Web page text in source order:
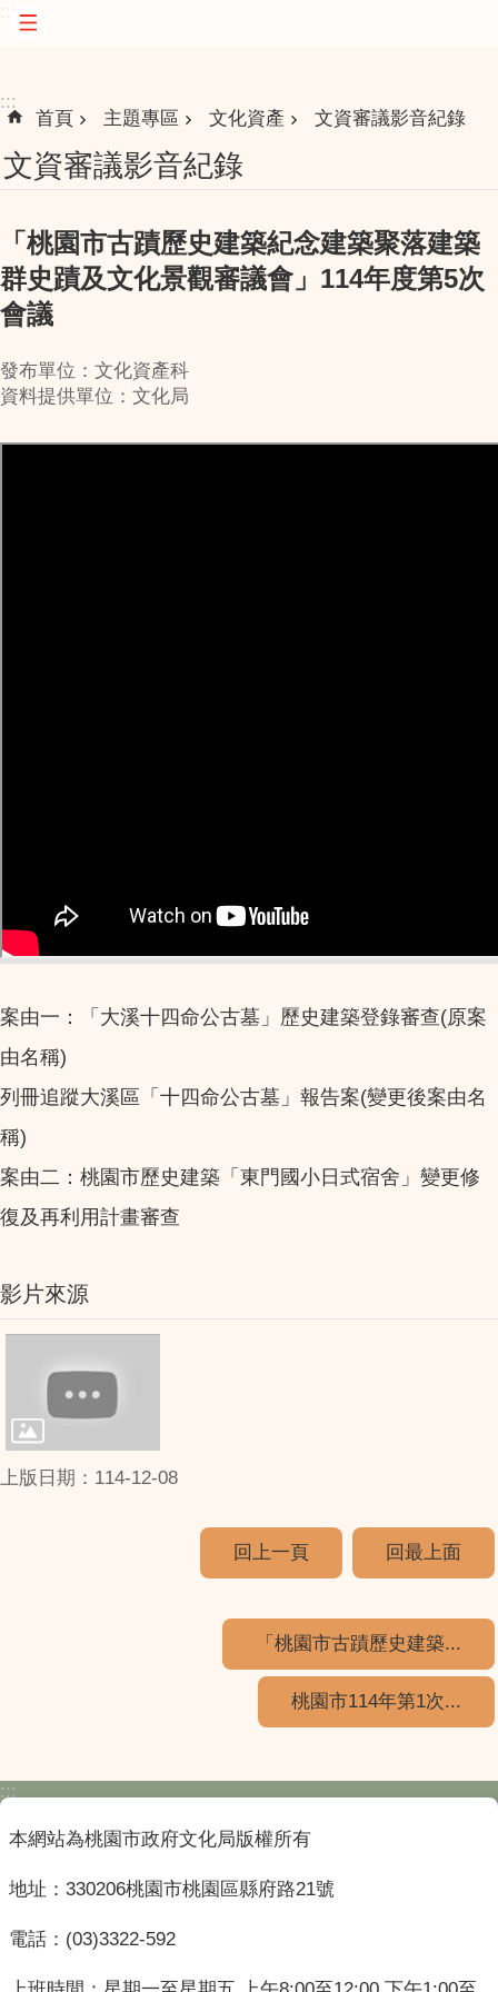
跳到主要內容區塊
:::
首頁 主題專區 文化資產 文資審議影音紀錄
文資審議影音紀錄
「桃園市古蹟歷史建築紀念建築聚落建築
群史蹟及文化景觀審議會」114年度第5次
會議
發布單位：文化資產科
資料提供單位：文化局
案由一：「大溪十四命公古墓」歷史建築登錄審查(原案
由名稱)
列冊追蹤大溪區「十四命公古墓」報告案(變更後案由名
稱)
案由二：桃園市歷史建築「東門國小日式宿舍」變更修
復及再利用計畫審查
影片來源
上版日期：114-12-08
回上一頁 回最上面
「桃園市古蹟歷史建築...
桃園市114年第1次...
:::
本網站為桃園市政府文化局版權所有
地址：330206桃園市桃園區縣府路21號
電話：(03)3322-592